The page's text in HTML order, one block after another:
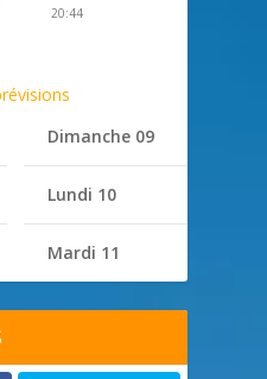
20:44
Dimanche 09
Lundi 10
Mardi 11